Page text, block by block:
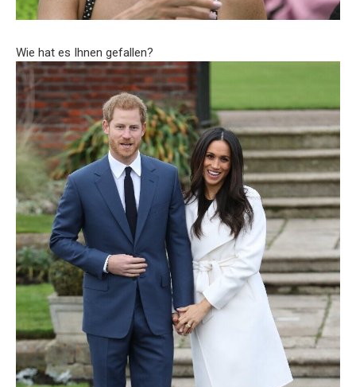
Wie hat es Ihnen gefallen?